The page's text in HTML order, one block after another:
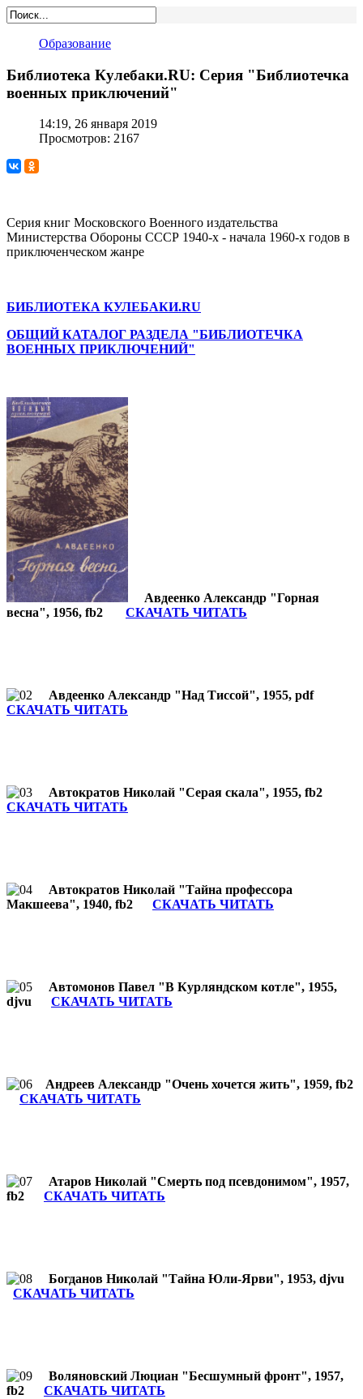
Образование
Библиотека Кулебаки.RU: Серия "Библиотечка
военных приключений"
14:19, 26 января 2019
Просмотров: 2167
Серия книг Московского Военного издательства
Министерства Обороны СССР 1940-х - начала 1960-х годов в
приключенческом жанре
БИБЛИОТЕКА КУЛЕБАКИ.RU
ОБЩИЙ КАТАЛОГ РАЗДЕЛА "БИБЛИОТЕЧКА
ВОЕННЫХ ПРИКЛЮЧЕНИЙ"
Авдеенко Александр "Горная
весна", 1956, fb2 СКАЧАТЬ ЧИТАТЬ
Авдеенко Александр "Над Тиссой", 1955, pdf
СКАЧАТЬ ЧИТАТЬ
Автократов Николай "Серая скала", 1955, fb2
СКАЧАТЬ ЧИТАТЬ
Автократов Николай "Тайна профессора
Макшеева", 1940, fb2 СКАЧАТЬ ЧИТАТЬ
Автомонов Павел "В Курляндском котле", 1955,
djvu СКАЧАТЬ ЧИТАТЬ
Андреев Александр "Очень хочется жить", 1959, fb2
СКАЧАТЬ ЧИТАТЬ
Атаров Николай "Смерть под псевдонимом", 1957,
fb2 СКАЧАТЬ ЧИТАТЬ
Богданов Николай "Тайна Юли-Ярви", 1953, djvu
СКАЧАТЬ ЧИТАТЬ
Воляновский Люциан "Бесшумный фронт", 1957,
fb2 СКАЧАТЬ ЧИТАТЬ